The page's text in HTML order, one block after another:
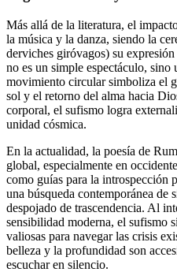
Más allá de la literatura, el
la música y la danza, siendo la
derviches giróvagos) su
no es un simple espectáculo,
movimiento circular simboliza el
sol y el retorno del alma hacia
corporal, el sufismo logra
unidad cósmica.
En la actualidad, la poesía de
global, especialmente en
como guías para la introspección
una búsqueda contemporánea
despojado de trascendencia. Al
sensibilidad moderna, el sufismo
valiosas para navegar las crisis
belleza y la profundidad son
escuchar en silencio.